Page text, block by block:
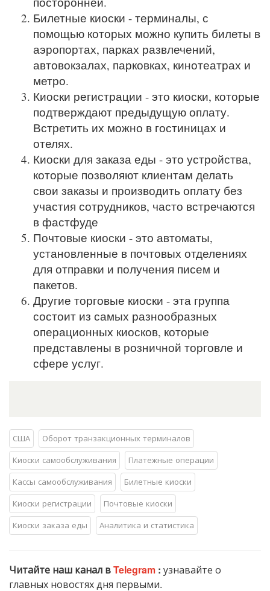
Билетные киоски - терминалы, с
помощью которых можно купить билеты в
аэропортах, парках развлечений,
автовокзалах, парковках, кинотеатрах и
метро.
Киоски регистрации - это киоски, которые
подтверждают предыдущую оплату.
Встретить их можно в гостиницах и
отелях.
Киоски для заказа еды - это устройства,
которые позволяют клиентам делать
свои заказы и производить оплату без
участия сотрудников, часто встречаются
в фастфуде
Почтовые киоски - это автоматы,
установленные в почтовых отделениях
для отправки и получения писем и
пакетов.
Другие торговые киоски - эта группа
состоит из самых разнообразных
операционных киосков, которые
представлены в розничной торговле и
сфере услуг.
США
Оборот транзакционных терминалов
Киоски самообслуживания
Платежные операции
Кассы самообслуживания
Билетные киоски
Киоски регистрации
Почтовые киоски
Киоски заказа еды
Аналитика и статистика
Читайте наш канал вTelegram : узнавайте о
главных новостях дня первыми.